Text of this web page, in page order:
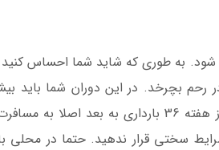
حرکات جنین کمتر می شود. به طوری که شاید شما
بچرخد. در این دوران شما باید
دهید. زیرا جنین در این چند هفته آخر به خوبی وزن می گیرد. از
سختی قرار ندهید. حتما در محلی